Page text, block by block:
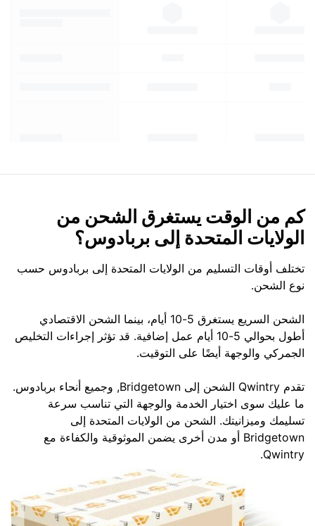
كم من الوقت يستغرق الشحن من
الولايات المتحدة إلى بربادوس؟
تختلف أوقات التسليم من الولايات المتحدة إلى بربادوس حسب
نوع الشحن.
الشحن السريع يستغرق 5-10 أيام، بينما الشحن الاقتصادي
أطول بحوالي 5-10 أيام عمل إضافية. قد تؤثر إجراءات التخليص
الجمركي والوجهة أيضًا على التوقيت.
تقدم Qwintry الشحن إلى Bridgetown, وجميع أنحاء بربادوس.
ما عليك سوى اختيار الخدمة والوجهة التي تناسب سرعة
تسليمك وميزانيتك. الشحن من الولايات المتحدة إلى
Bridgetown أو مدن أخرى يضمن الموثوقية والكفاءة مع
Qwintry.